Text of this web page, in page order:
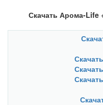
Скачать Арома-Life